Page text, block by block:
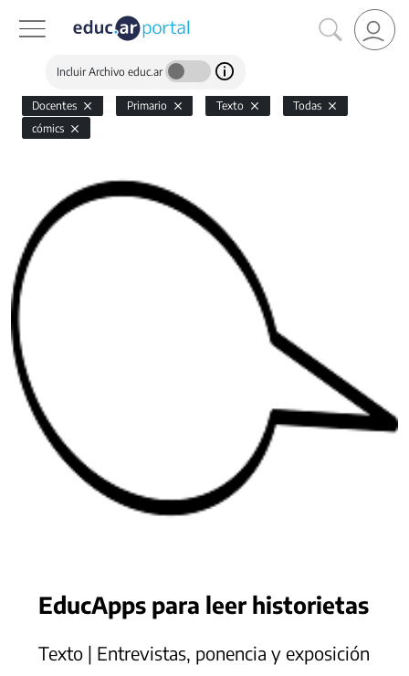
Incluir Archivo educ.ar
Docentes Primario Texto
Todas
cómics
EducApps para leer historietas
Texto | Entrevistas, ponencia y exposición